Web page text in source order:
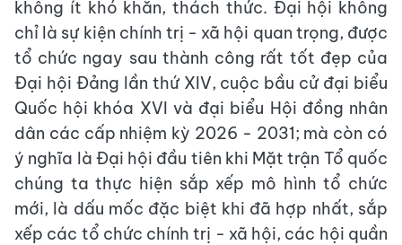
không ít khó khăn, thách thức. Đại hội không
chỉ là sự kiện chính trị - xã hội quan trọng, được
tổ chức ngay sau thành công rất tốt đẹp của
Đại hội Đảng lần thứ XIV, cuộc bầu cử đại biểu
Quốc hội khóa XVI và đại biểu Hội đồng nhân
dân các cấp nhiệm kỳ 2026 - 2031; mà còn có
ý nghĩa là Đại hội đầu tiên khi Mặt trận Tổ quốc
chúng ta thực hiện sắp xếp mô hình tổ chức
mới, là dấu mốc đặc biệt khi đã hợp nhất, sắp
xếp các tổ chức chính trị - xã hội, các hội quần